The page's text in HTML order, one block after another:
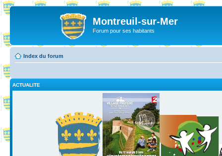
Montreuil-sur-Mer
Forum pour ses habitants
Index du forum
ACTUALITE